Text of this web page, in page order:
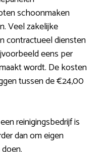
schoonmaken
Veel zakelijke
contractueel diensten
eens per
wordt. De kosten
tussen de €24,00
reinigingsbedrijf is
dan om eigen